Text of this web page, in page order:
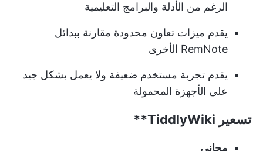
الرغم من الأدلة والبرامج التعليمية
يقدم ميزات تعاون محدودة مقارنة ببدائل
RemNote الأخرى
يقدم تجربة مستخدم ضعيفة ولا يعمل بشكل جيد
على الأجهزة المحمولة
تسعير TiddlyWiki**
مجاني